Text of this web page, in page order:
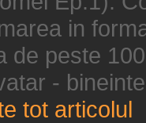
in
de peste
-
tot articolul